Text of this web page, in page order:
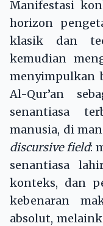
Manifestasi
horizon
klasik dan
kemudian
menyimpulkan
Al-Qur’an
senantiasa
manusia, di
discursive field:
senantiasa
konteks, dan
kebenaran
absolut,